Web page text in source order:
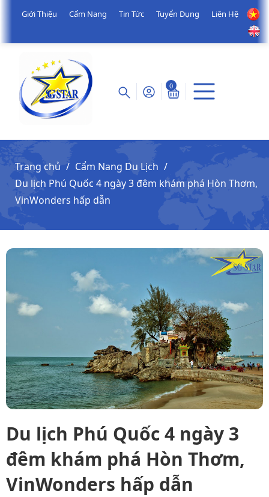
Giới Thiệu Cẩm Nang Tin Tức Tuyển Dụng Liên Hệ
0
Trang chủ
Cẩm Nang Du Lịch
Du lịch Phú Quốc 4 ngày 3 đêm khám phá Hòn Thơm,
VinWonders hấp dẫn
Du lịch Phú Quốc 4 ngày 3
đêm khám phá Hòn Thơm,
VinWonders hấp dẫn